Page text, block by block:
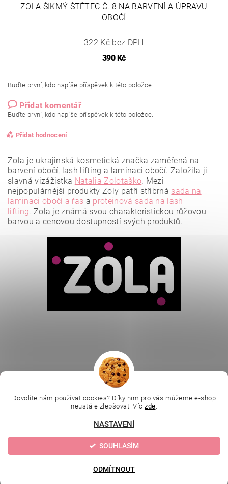
ZOLA ŠIKMÝ ŠTĚTEC Č. 8 NA BARVENÍ A ÚPRAVU
OBOČÍ
322 Kč bez DPH
390 Kč
Buďte první, kdo napíše příspěvek k této položce.
Přidat komentář
Buďte první, kdo napíše příspěvek k této položce.
Přidat hodnocení
Vložením hodnocení souhlasíte sezásadami ochrany
Zola je ukrajinská kosmetická značka zaměřená na
barvení obočí, lash lifting a laminaci obočí. Založila ji
slavná vizážistka Natalia Zolotaško. Mezi
nejpopulárnější produkty Zoly patří stříbrná sada na
laminaci obočí a řas a proteinová sada na lash
lifting. Zola je známá svou charakteristickou růžovou
barvou a cenovou dostupností svých produktů.
L.C.P. Paris |
Online kosmetické kurzy | Kozmetickyobchod.sk
cookies
Vytvořil Shoptet
Dovolíte nám používat cookies? Díky nim pro vás můžeme e-shop
neustále zlepšovat. Víc zde.
NASTAVENÍ
ODMÍTNOUT
SOUHLASÍM